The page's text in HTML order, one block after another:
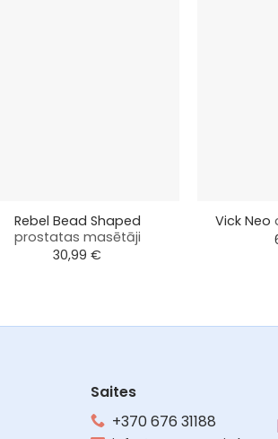
Rebel Bead Shaped
prostatas masētāji
30,99 €
Vick Neo
Saites
+370 676 31188